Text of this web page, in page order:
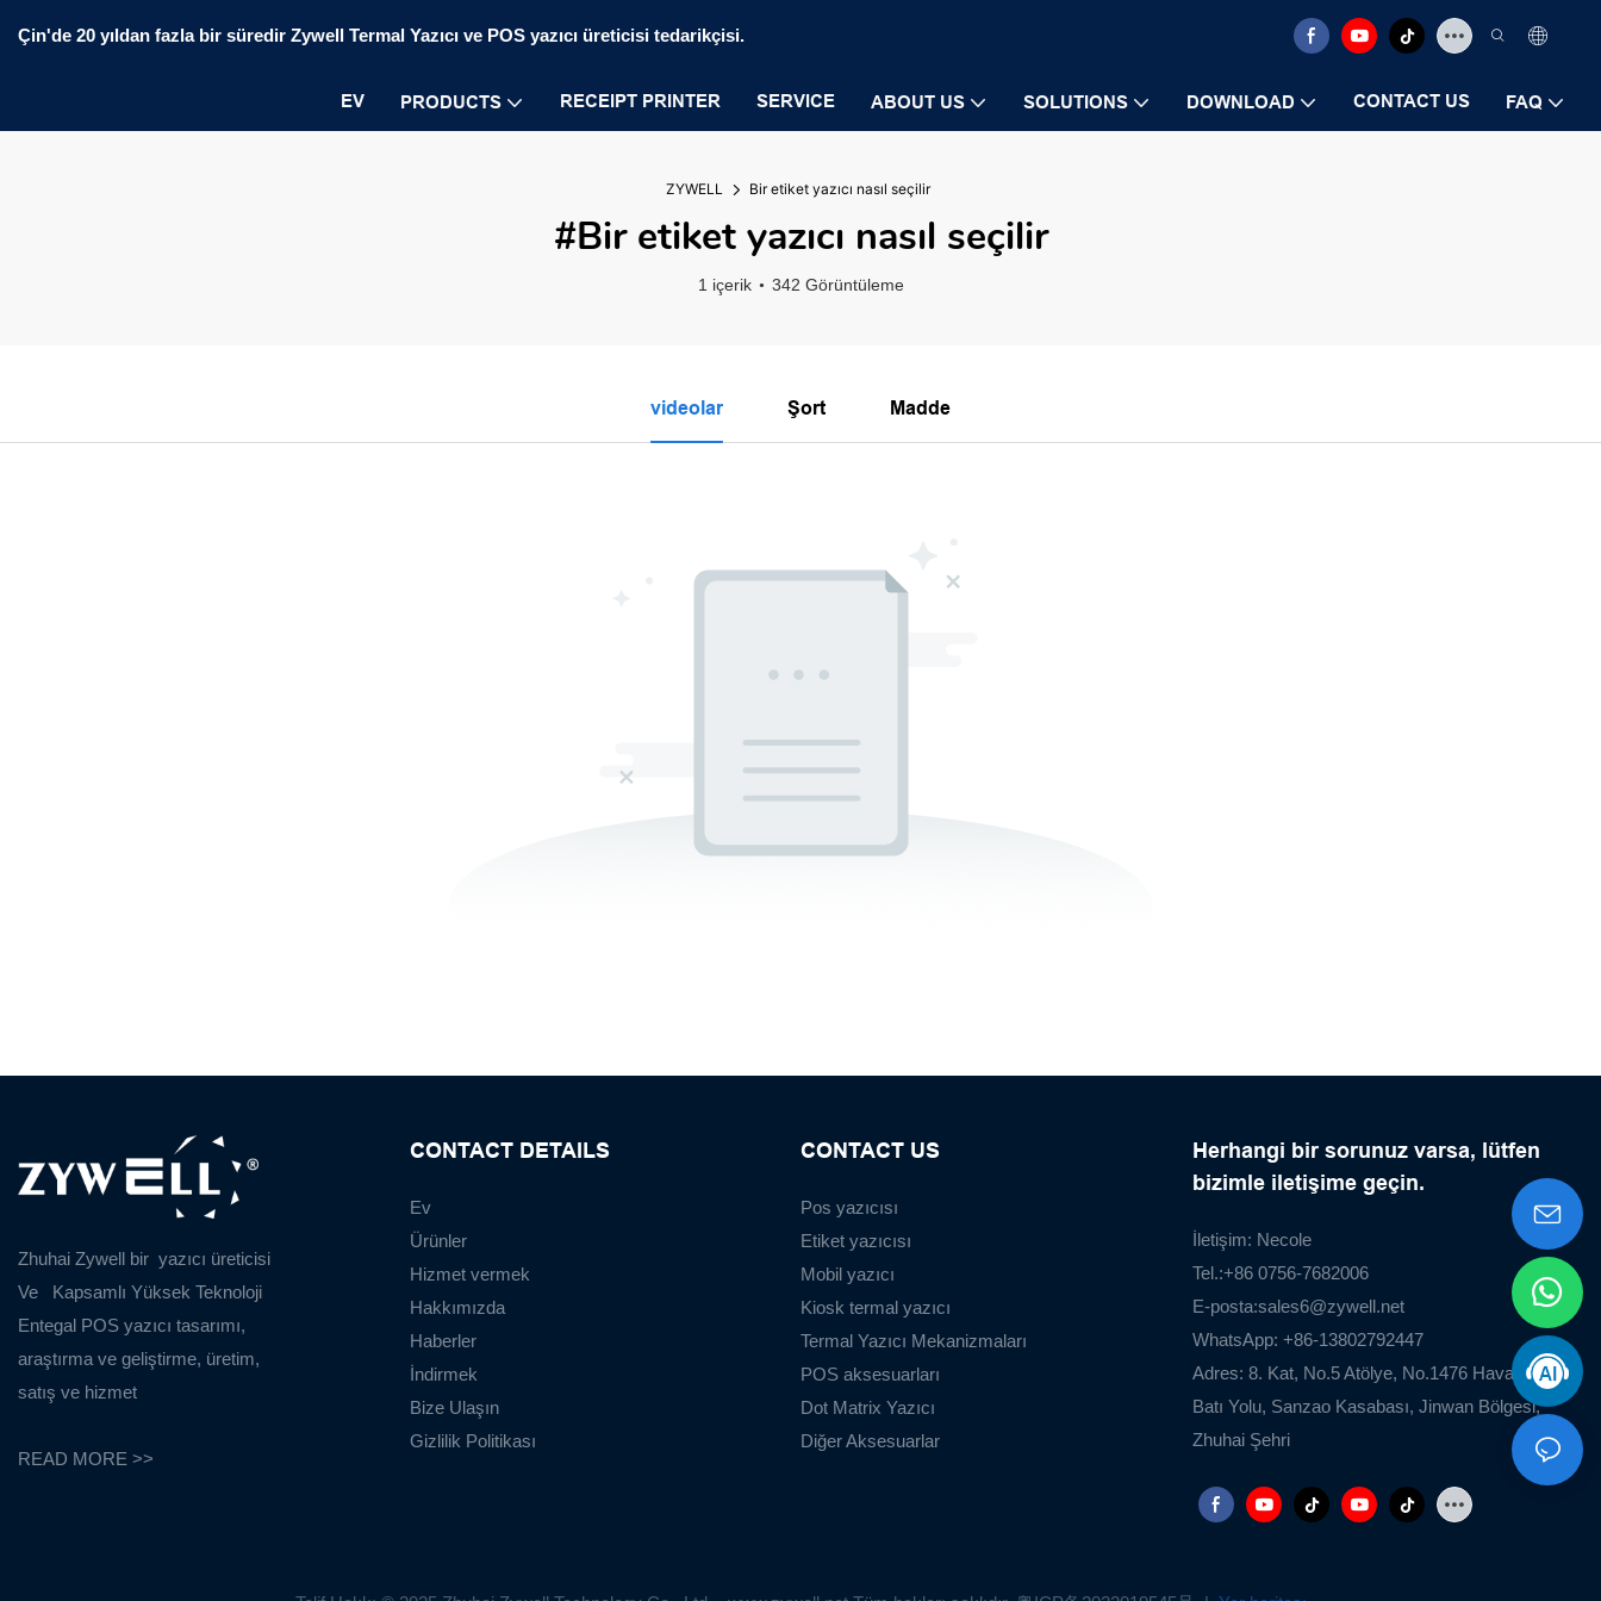
Çin'de 20 yıldan fazla bir süredir Zywell Termal Yazıcı ve POS yazıcı üreticisi tedarikçisi.
EV PRODUCTS RECEIPT PRINTER SERVICE ABOUT US SOLUTIONS DOWNLOAD CONTACT US FAQ
ZYWELL Bir etiket yazıcı nasıl seçilir
#Bir etiket yazıcı nasıl seçilir
1 içerik 342 Görüntüleme
videolar Şort Madde
Zhuhai Zywell bir yazıcı üreticisi
Ve
Kapsamlı Yüksek Teknoloji
Entegal POS yazıcı tasarımı,
araştırma ve geliştirme, üretim,
satış ve hizmet
READ MORE >>
CONTACT DETAILS
Ev
Ürünler
Hizmet vermek
Hakkımızda
Haberler
İndirmek
Bize Ulaşın
Gizlilik Politikası
CONTACT US
Pos yazıcısı
Etiket yazıcısı
Mobil yazıcı
Kiosk termal yazıcı
Termal Yazıcı Mekanizmaları
POS aksesuarları
Dot Matrix Yazıcı
Diğer Aksesuarlar
Herhangi bir sorunuz varsa, lütfen
bizimle iletişime geçin.
İletişim: Necole
Tel.:+86 0756-7682006
E-posta:sales6@zywell.net
WhatsApp: +86-13802792447
Adres: 8. Kat, No.5 Atölye, No.1476 Havaalanı
Batı Yolu, Sanzao Kasabası, Jinwan Bölgesi,
Zhuhai Şehri